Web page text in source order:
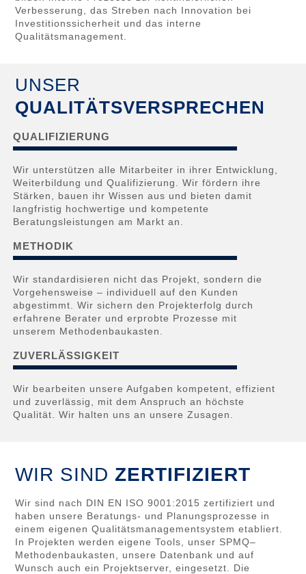
Verbesserung, das Streben nach Innovation bei
Investitionssicherheit und das interne
Qualitätsmanagement.
UNSER
QUALITÄTSVERSPRECHEN
QUALIFIZIERUNG
Wir unterstützen alle Mitarbeiter in ihrer Entwicklung,
Weiterbildung und Qualifizierung. Wir fördern ihre
Stärken, bauen ihr Wissen aus und bieten damit
langfristig hochwertige und kompetente
Beratungsleistungen am Markt an.
METHODIK
Wir standardisieren nicht das Projekt, sondern die
Vorgehensweise – individuell auf den Kunden
abgestimmt. Wir sichern den Projekterfolg durch
erfahrene Berater und erprobte Prozesse mit
unserem Methodenbaukasten.
ZUVERLÄSSIGKEIT
Wir bearbeiten unsere Aufgaben kompetent, effizient
und zuverlässig, mit dem Anspruch an höchste
Qualität. Wir halten uns an unsere Zusagen.
WIR SIND ZERTIFIZIERT
Wir sind nach DIN EN ISO 9001:2015 zertifiziert und
haben unsere Beratungs- und Planungsprozesse in
einem eigenen Qualitätsmanagementsystem etabliert.
In Projekten werden eigene Tools, unser SPMQ–
Methodenbaukasten, unsere Datenbank und auf
Wunsch auch ein Projektserver, eingesetzt. Die